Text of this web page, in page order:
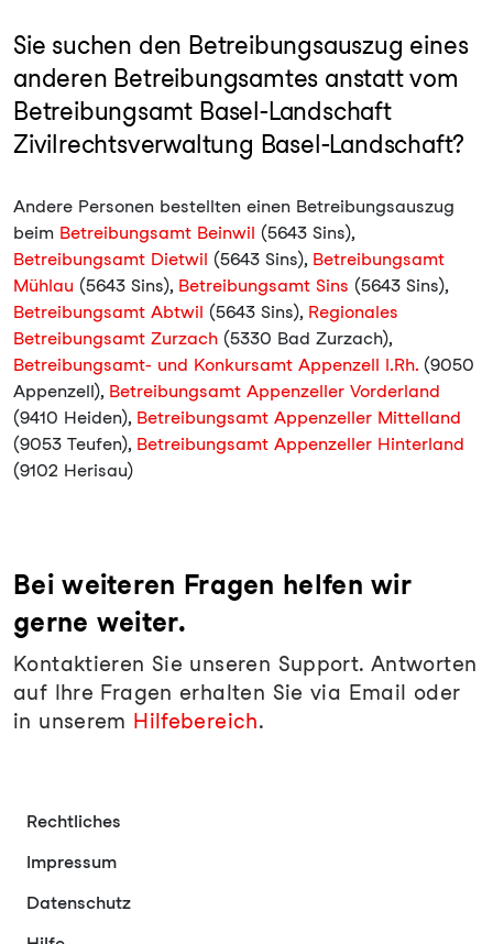
Sie suchen den Betreibungsauszug eines
anderen Betreibungsamtes anstatt vom
Betreibungsamt Basel-Landschaft
Zivilrechtsverwaltung Basel-Landschaft?
Andere Personen bestellten einen Betreibungsauszug
beim Betreibungsamt Beinwil (5643 Sins),
Betreibungsamt Dietwil (5643 Sins), Betreibungsamt
Mühlau (5643 Sins), Betreibungsamt Sins (5643 Sins),
Betreibungsamt Abtwil (5643 Sins), Regionales
Betreibungsamt Zurzach (5330 Bad Zurzach),
Betreibungsamt- und Konkursamt Appenzell I.Rh. (9050
Appenzell), Betreibungsamt Appenzeller Vorderland
(9410 Heiden), Betreibungsamt Appenzeller Mittelland
(9053 Teufen), Betreibungsamt Appenzeller Hinterland
(9102 Herisau)
Bei weiteren Fragen helfen wir
gerne weiter.
Kontaktieren Sie unseren Support. Antworten
auf Ihre Fragen erhalten Sie via Email oder
in unserem Hilfebereich.
Rechtliches
Impressum
Datenschutz